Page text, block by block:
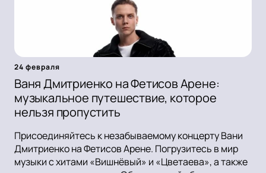
24 февраля
Ваня Дмитриенко на Фетисов Арене:
музыкальное путешествие, которое
нельзя пропустить
Присоединяйтесь к незабываемому концерту Вани
Дмитриенко на Фетисов Арене. Погрузитесь в мир
музыки с хитами «Вишнёвый» и «Цветаева», а также